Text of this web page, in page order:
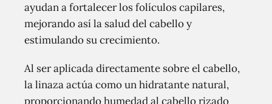
ayudan a fortalecer los folículos capilares,
mejorando así la salud del cabello y
estimulando su crecimiento.
Al ser aplicada directamente sobre el cabello,
la linaza actúa como un hidratante natural,
proporcionando humedad al cabello rizado